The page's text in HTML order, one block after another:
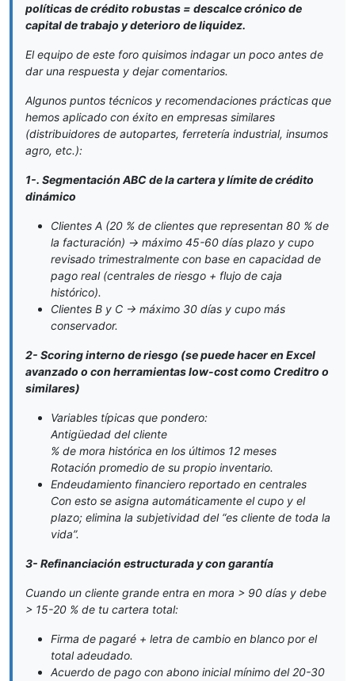
políticas de crédito robustas = descalce crónico de
capital de trabajo y deterioro de liquidez.
El equipo de este foro quisimos indagar un poco antes de
dar una respuesta y dejar comentarios.
Algunos puntos técnicos y recomendaciones prácticas que
hemos aplicado con éxito en empresas similares
(distribuidores de autopartes, ferretería industrial, insumos
agro, etc.):
1-. Segmentación ABC de la cartera y límite de crédito
dinámico
Clientes A (20 % de clientes que representan 80 % de
la facturación) → máximo 45-60 días plazo y cupo
revisado trimestralmente con base en capacidad de
pago real (centrales de riesgo + flujo de caja
histórico).
Clientes B y C → máximo 30 días y cupo más
conservador.
2- Scoring interno de riesgo (se puede hacer en Excel
avanzado o con herramientas low-cost como Creditro o
similares)
Variables típicas que pondero:
Antigüedad del cliente
% de mora histórica en los últimos 12 meses
Rotación promedio de su propio inventario.
Endeudamiento financiero reportado en centrales
Con esto se asigna automáticamente el cupo y el
plazo; elimina la subjetividad del “es cliente de toda la
vida”.
3- Refinanciación estructurada y con garantía
Cuando un cliente grande entra en mora > 90 días y debe
> 15-20 % de tu cartera total:
Firma de pagaré + letra de cambio en blanco por el
total adeudado.
Acuerdo de pago con abono inicial mínimo del 20-30